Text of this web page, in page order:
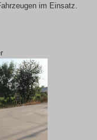
im Einsatz.